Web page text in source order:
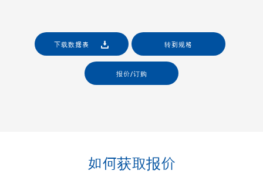
下载数据表 转到规格
报价/订购
如何获取报价